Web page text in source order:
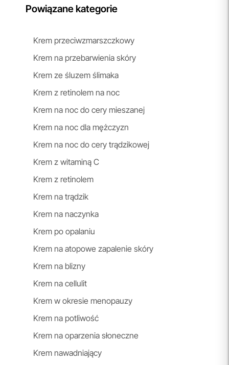
Powiązane kategorie
Krem przeciwzmarszczkowy
Krem na przebarwienia skóry
Krem ze śluzem ślimaka
Krem z retinolem na noc
Krem na noc do cery mieszanej
Krem na noc dla mężczyzn
Krem na noc do cery trądzikowej
Krem z witaminą C
Krem z retinolem
Krem na trądzik
Krem na naczynka
Krem po opalaniu
Krem na atopowe zapalenie skóry
Krem na blizny
Krem na cellulit
Krem w okresie menopauzy
Krem na potliwość
Krem na oparzenia słoneczne
Krem nawadniający